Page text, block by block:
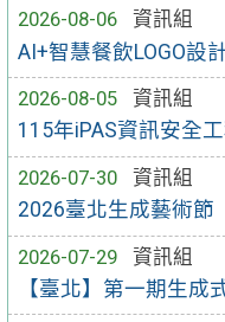
2026-08-06
資訊組
AI+智慧餐飲LOGO設
2026-08-05
資訊組
115年iPAS資訊安全
2026-07-30
資訊組
2026臺北生成藝術節
2026-07-29
資訊組
【臺北】第一期生成